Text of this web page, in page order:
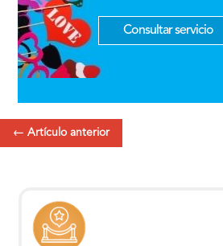
Consultar servicio
← Artículo anterior